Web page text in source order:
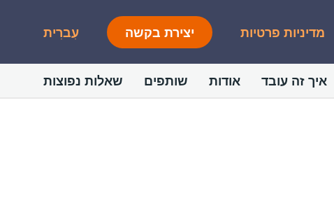
מדיניות פרטיות יצירת בקשה עִברִית
איך זה עובד אודות שותפים שאלות נפוצות